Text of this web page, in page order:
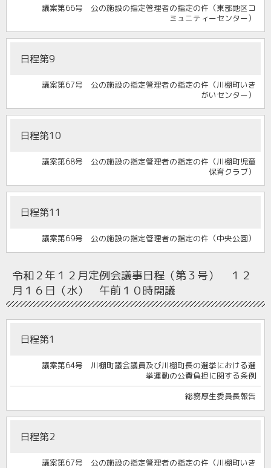
議案第66号 公の施設の指定管理者の指定の件（東部地区コ
ミュニティーセンター）
日程第9
議案第67号 公の施設の指定管理者の指定の件（川棚町いき
がいセンター）
日程第10
議案第68号 公の施設の指定管理者の指定の件（川棚町児童
保育クラブ）
日程第11
議案第69号 公の施設の指定管理者の指定の件（中央公園）
令和２年１２月定例会議事日程（第３号） １２
月１６日（水） 午前１０時開議
日程第1
議案第64号 川棚町議会議員及び川棚町長の選挙における選
挙運動の公費負担に関する条例
総務厚生委員長報告
日程第2
議案第67号 公の施設の指定管理者の指定の件（川棚町いき